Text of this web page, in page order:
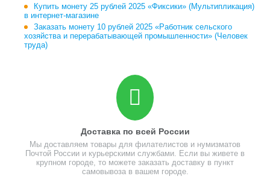
Купить монету 25 рублей 2025 «Фиксики» (Мультипликация)
в интернет-магазине
Заказать монету 10 рублей 2025 «Работник сельского
хозяйства и перерабатывающей промышленности» (Человек
труда)
Доставка по всей России
Мы доставляем товары для филателистов и нумизматов
Почтой России и курьерскими службами. Если вы живете в
крупном городе, то можете заказать доставку в пункт
самовывоза в вашем городе.